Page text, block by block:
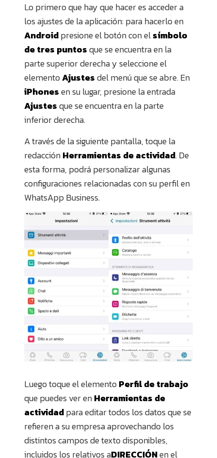
Lo primero que hay que hacer es acceder a
los ajustes de la aplicación: para hacerlo en
Androidpresione el botón con elsímbolo
de tres puntosque se encuentra en la
parte superior derecha y seleccione el
elementoAjustesdel menú que se abre. En
iPhonesen su lugar, presione la entrada
Ajustesque se encuentra en la parte
inferior derecha.
A través de la siguiente pantalla, toque la
redacciónHerramientas de actividad. De
esta forma, podrá personalizar algunas
configuraciones relacionadas con su perfil en
WhatsApp Business.
Luego toque el elementoPerfil de trabajo
que puedes ver enHerramientas de
actividadpara editar todos los datos que se
refieren a su empresa aprovechando los
distintos campos de texto disponibles,
incluidos los relativos aDIRECCIÓNen el